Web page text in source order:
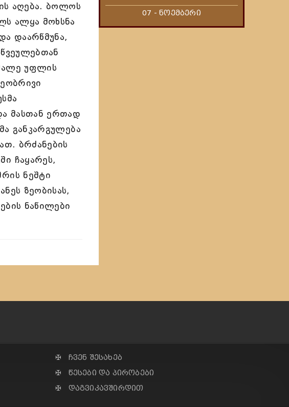
აღება. ბოლოს
ალყა მოხსნა
დაარწმუნა,
უფლის
მასთან ერთად
განკარგულება
ბრძანების
ჩაყარეს,
ნეშტი
ზეობისას,
ნაწილები
07 - ნოემბერი
✠ ჩვენ შესახებ
✠ წესები და პირობები
✠ დაგვიკავშირდით